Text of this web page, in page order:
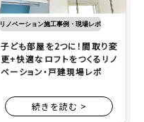
リノベーション施工事例・現場レポ
子ども部屋を2つに！間取り変
更+快適なロフトをつくるリノ
ベーション・戸建現場レポ
続きを読む >